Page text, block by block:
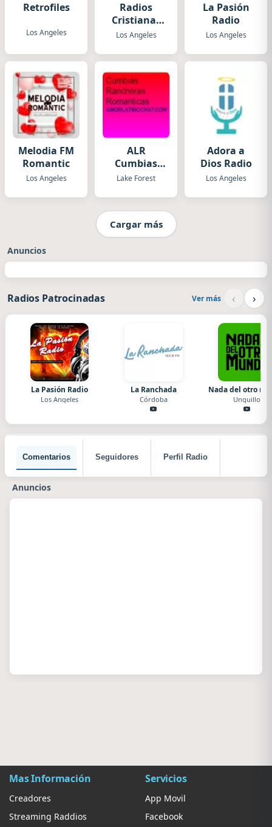
Retrofiles
Los Angeles
Radios
Cristianas
HD
Los Angeles
La Pasión
Radio
Los Angeles
Melodia FM
Romantic
Los Angeles
ALR
Cumbias
Rancheras
Lake Forest
Adora a
Dios Radio
Los Angeles
Cargar más
Anuncios
Radios Patrocinadas Ver más ‹ ›
La Pasión Radio
Los Angeles
La Ranchada
Córdoba
Nada del otro
Unquillo
Comentarios Seguidores Perfil Radio
Anuncios
Mas Información
Creadores
Streaming Raddios
Servicios
App Movil
Facebook